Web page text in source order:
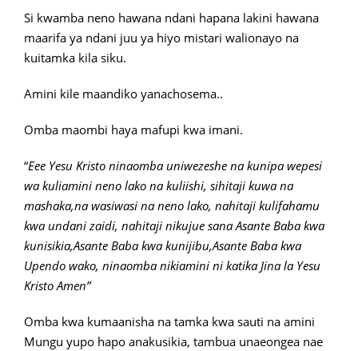
Si kwamba neno hawana ndani hapana lakini hawana
maarifa ya ndani juu ya hiyo mistari walionayo na
kuitamka kila siku.
Amini kile maandiko yanachosema..
Omba maombi haya mafupi kwa imani.
“Eee Yesu Kristo ninaomba uniwezeshe na kunipa wepesi
wa kuliamini neno lako na kuliishi, sihitaji kuwa na
mashaka,na wasiwasi na neno lako, nahitaji kulifahamu
kwa undani zaidi, nahitaji nikujue sana Asante Baba kwa
kunisikia,Asante Baba kwa kunijibu,Asante Baba kwa
Upendo wako, ninaomba nikiamini ni katika Jina la Yesu
Kristo Amen”
Omba kwa kumaanisha na tamka kwa sauti na amini
Mungu yupo hapo anakusikia, tambua unaeongea nae